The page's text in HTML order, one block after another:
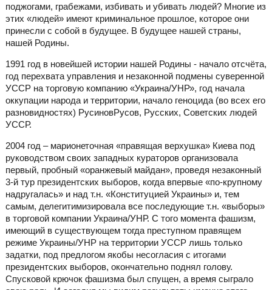
поджогами, грабежами, избивать и убивать людей? Многие из
этих «людей» имеют криминальное прошлое, которое они
принесли с собой в будущее. В будущее нашей страны,
нашей Родины.
1991 год в новейшей истории нашей Родины - начало отсчёта,
год перехвата управления и незаконной подмены суверенной
УССР на торговую компанию «Украина/УНР», год начала
оккупации народа и территории, начало геноцида (во всех его
разновидностях) РусиновРусов, Русских, Советских людей
УССР.
2004 год – марионеточная «правящая верхушка» Киева под
руководством своих западных кураторов организовала
первый, пробный «оранжевый майдан», проведя незаконный
3-й тур президентских выборов, когда впервые «по-крупному
надругалась» и над т.н. «Конституцией Украины» и, тем
самым, делегитимизировала все последующие т.н. «выборы»
в торговой компании Украина/УНР. С того момента фашизм,
имеющий в существующем тогда преступном правящем
режиме Украины/УНР на территории УССР лишь только
задатки, под предлогом якобы несогласия с итогами
президентских выборов, окончательно поднял голову.
Спусковой крючок фашизма был спущен, а время сыграло